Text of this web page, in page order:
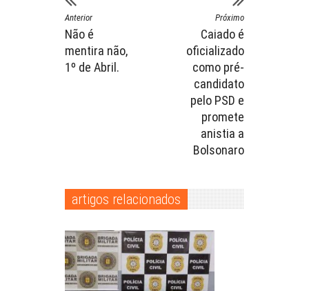
Anterior
Não é
mentira não,
1º de Abril.
Próximo
Caiado é
oficializado
como pré-
candidato
pelo PSD e
promete
anistia a
Bolsonaro
artigos relacionados